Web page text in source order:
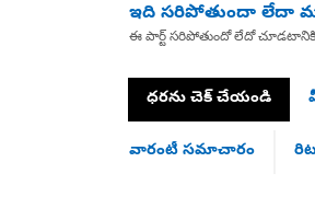
ఇది సరిపోతుందా లేదా
ఈ పార్ట్ సరిపోతుందో లేదో
ధరను చెక్ చేయండి
వారంటీ సమాచారం